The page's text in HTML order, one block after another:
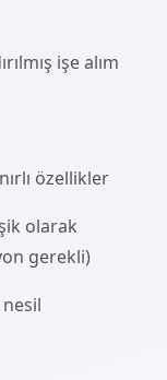
işe alım
özellikler
olarak
gerekli)